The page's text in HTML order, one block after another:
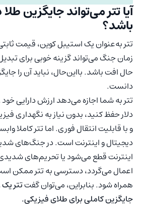
آیا تتر می‌تواند جایگزین
باشد؟
زمان جنگ می‌تواند گزینه خوبی برای
حال افت باشد. بااین‌حال، نباید آن را
دانست.
تتر به شما اجازه می‌دهد ارزش دارایی خود
دلار حفظ کنید، بدون نیاز به نگهداری
و با قابلیت انتقال فوری. اما تتر کاملا
دیجیتال و اینترنت است. در جنگ‌های
اینترنت قطع می‌شود یا تحریم‌های شدیدی
اعمال می‌گردد، دسترسی به تتر ممکن
همراه شود. بنابراین، می‌توان گفتتتر
جایگزین کاملی برای طلای فیزیکی.